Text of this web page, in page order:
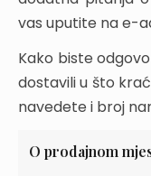
vas uputite na e-
Kako biste
dostavili u što
navedete i broj
O prodajnom